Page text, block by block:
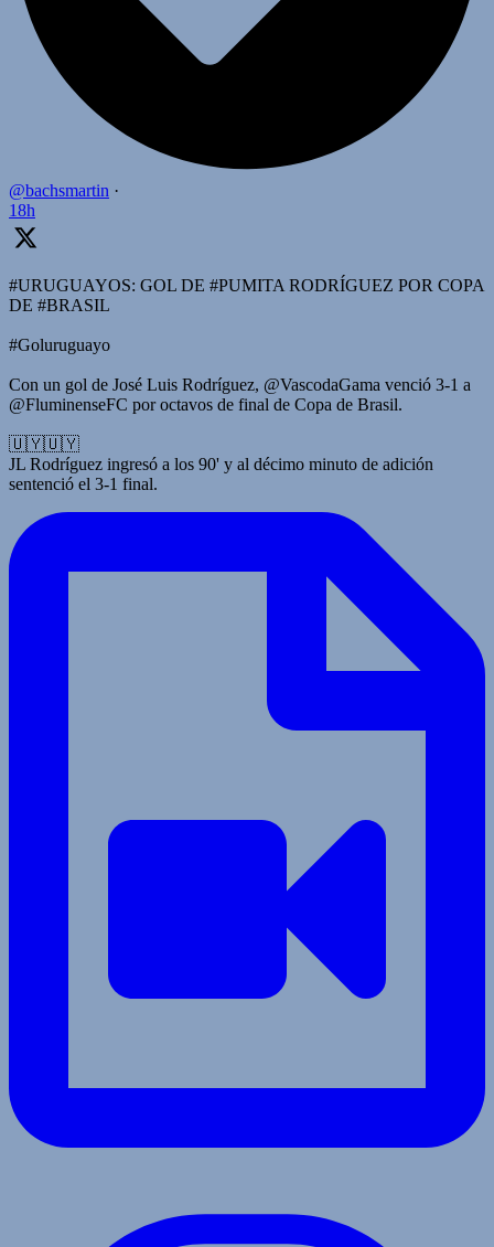
@bachsmartin ·
18h
#URUGUAYOS: GOL DE #PUMITA RODRÍGUEZ POR COPA
DE #BRASIL
#Goluruguayo
Con un gol de José Luis Rodríguez, @VascodaGama venció 3-1 a
@FluminenseFC por octavos de final de Copa de Brasil.
🇺🇾🇺🇾
JL Rodríguez ingresó a los 90' y al décimo minuto de adición
sentenció el 3-1 final.